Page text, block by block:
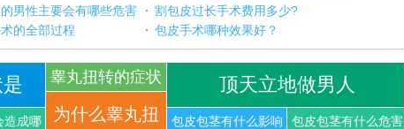
男性主要会有哪些危害
割包皮过长手术费用多少?
的全部过程
包皮手术哪种效果好？
造成哪
睾丸扭转的症状
你知道
为什么睾丸扭
顶天立地做男人
包皮包茎有什么影响 包皮包茎有什么危害